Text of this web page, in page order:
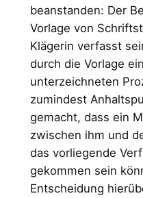
beanstanden: Der
Vorlage von
Klägerin verfasst
durch die Vorlage
unterzeichneten
zumindest
gemacht, dass ein
zwischen ihm und
das vorliegende
gekommen sein
Entscheidung